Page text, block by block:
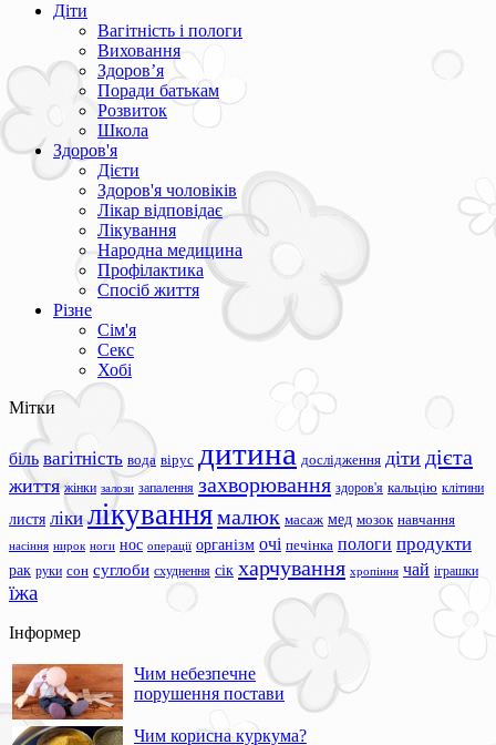
Діти
Вагітність і пологи
Виховання
Здоров’я
Поради батькам
Розвиток
Школа
Здоров'я
Дієти
Здоров'я чоловіків
Лікар відповідає
Лікування
Народна медицина
Профілактика
Спосіб життя
Різне
Сім'я
Секс
Хобі
Мітки
біль вагітність вода вірус дитина дослідження діти дієта
життя жінки залози запалення захворювання здоров'я кальцію клітини
листя ліки лікуваннямалюк масаж мед мозок навчання
насіння нирок ноги нос операції організм очі печінка пологи продукти
рак руки сон суглоби схуднення сік харчування хропіння чай іграшки
їжа
Інформер
Чим небезпечне
порушення постави
Чим корисна куркума?